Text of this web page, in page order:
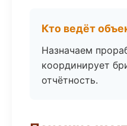
Кто ведёт
Назначаем
координирует
отчётность.